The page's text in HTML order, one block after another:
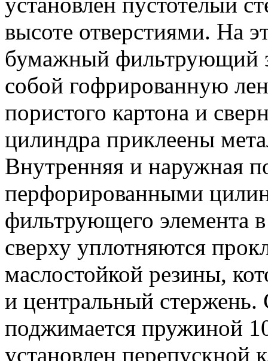
высоте отверстиями. На
бумажный фильтрующий
собой гофрированную
пористого картона и
цилиндра приклеены
Внутренняя и наружная
перфорированными
фильтрующего элемента
сверху уплотняются
маслостойкой резины,
и центральный
поджимается пружиной
установлен перепускной